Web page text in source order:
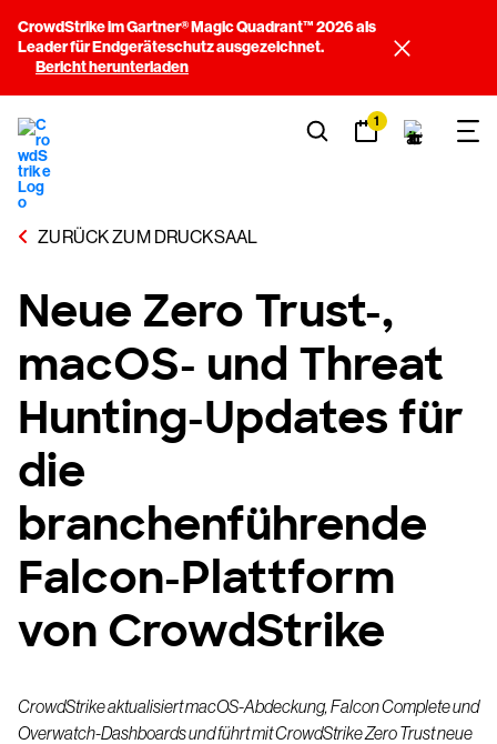
CrowdStrike im Gartner® Magic Quadrant™ 2026 als
Leader für Endgeräteschutz ausgezeichnet.
Bericht herunterladen
1
ZURÜCK ZUM DRUCKSAAL
Neue Zero Trust-,
macOS- und Threat
Hunting-Updates für
die
branchenführende
Falcon-Plattform
von CrowdStrike
CrowdStrike aktualisiert macOS-Abdeckung, Falcon Complete und
Overwatch-Dashboards und führt mit CrowdStrike Zero Trust neue